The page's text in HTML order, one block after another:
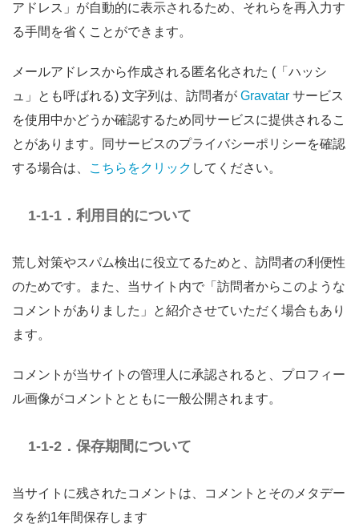
アドレス」が自動的に表示されるため、それらを再入力す
る手間を省くことができます。
メールアドレスから作成される匿名化された (「ハッシ
ュ」とも呼ばれる) 文字列は、訪問者が Gravatar サービス
を使用中かどうか確認するため同サービスに提供されるこ
とがあります。同サービスのプライバシーポリシーを確認
する場合は、
こちらをクリック してください。
1-1-1．利用目的について
荒し対策やスパム検出に役立てるためと、訪問者の利便性
のためです。また、当サイト内で「訪問者からこのような
コメントがありました」と紹介させていただく場合もあり
ます。
コメントが当サイトの管理人に承認されると、プロフィー
ル画像がコメントとともに一般公開されます。
1-1-2．保存期間について
当サイトに残されたコメントは、コメントとそのメタデー
タを約1年間保存します